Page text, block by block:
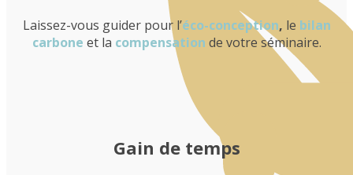
Laissez-vous guider pour l’éco-conception, le bilan
carbone et la compensation de votre séminaire.
Gain de temps